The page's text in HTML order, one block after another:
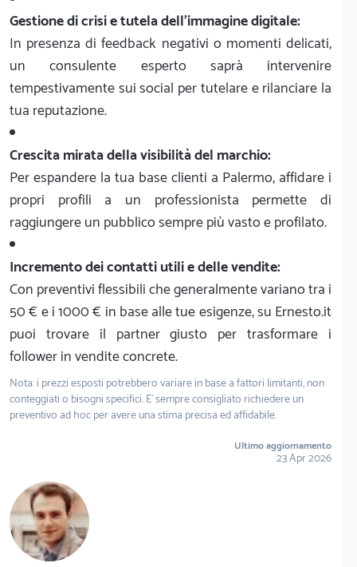
Gestione di crisi e tutela dell'immagine digitale:
In presenza di feedback negativi o momenti delicati,
un consulente esperto saprà intervenire
tempestivamente sui social per tutelare e rilanciare la
tua reputazione.
Crescita mirata della visibilità del marchio:
Per espandere la tua base clienti a Palermo, affidare i
propri profili a un professionista permette di
raggiungere un pubblico sempre più vasto e profilato.
Incremento dei contatti utili e delle vendite:
Con preventivi flessibili che generalmente variano tra i
50 € e i 1000 € in base alle tue esigenze, su Ernesto.it
puoi trovare il partner giusto per trasformare i
follower in vendite concrete.
Nota: i prezzi esposti potrebbero variare in base a fattori limitanti, non
conteggiati o bisogni specifici. E' sempre consigliato richiedere un
preventivo ad hoc per avere una stima precisa ed affidabile.
Ultimo aggiornamento
23 Apr 2026